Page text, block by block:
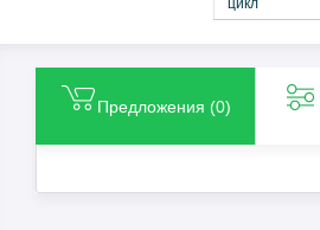
Предложения (0)